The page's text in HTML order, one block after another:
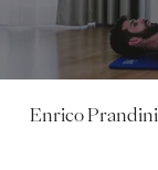
Enrico Prandini